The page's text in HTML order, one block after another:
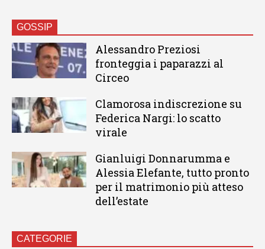
GOSSIP
Alessandro Preziosi
fronteggia i paparazzi al
Circeo
Clamorosa indiscrezione su
Federica Nargi: lo scatto
virale
Gianluigi Donnarumma e
Alessia Elefante, tutto pronto
per il matrimonio più atteso
dell’estate
CATEGORIE